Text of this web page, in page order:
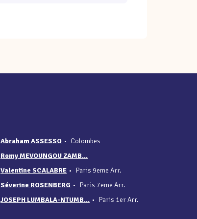
Abraham ASSESSO • Colombes
Romy MEVOUNGOU ZAMB...
Valentine SCALABRE • Paris 9eme Arr.
Séverine ROSENBERG • Paris 7eme Arr.
JOSEPH LUMBALA-NTUMB... • Paris 1er Arr.